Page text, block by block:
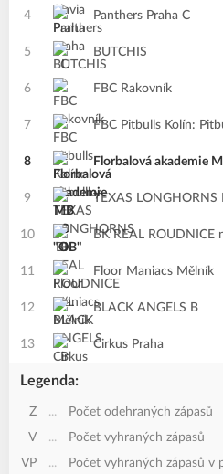
4 Panthers Praha C
5 BUTCHIS
6 FBC Rakovník
7 FBC Pitbulls Kolín:
8 Florbalová akademie
9 TEXAS LONGHORNS
10 BK REAL ROUDNICE
11 Floor Maniacs Mělník
12 BLACK ANGELS B
13 Cirkus Praha
Legenda:
Z ...
Počet odehraných zápasů
V
...
Počet vyhraných zápasů
VP
...
Počet vyhraných zápasů v